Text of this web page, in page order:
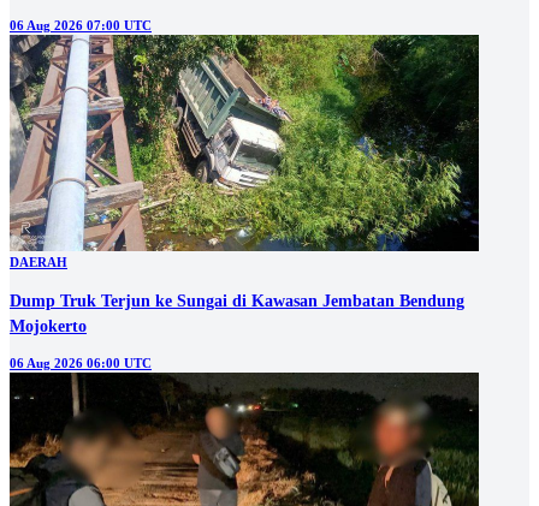
06 Aug 2026 07:00 UTC
DAERAH
Dump Truk Terjun ke Sungai di Kawasan Jembatan Bendung
Mojokerto
06 Aug 2026 06:00 UTC